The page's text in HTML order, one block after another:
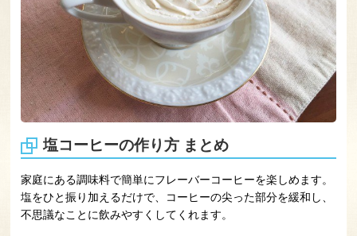
塩コーヒーの作り方 まとめ
家庭にある調味料で簡単にフレーバーコーヒーを楽しめます。
塩をひと振り加えるだけで、コーヒーの尖った部分を緩和し、
不思議なことに飲みやすくしてくれます。